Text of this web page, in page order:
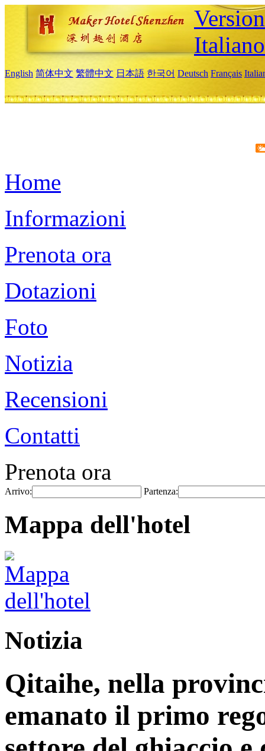
Italiano
English 简体中文 繁體中文 日本語 한국어 Deutsch Français
Home
Informazioni
Prenota ora
Dotazioni
Foto
Notizia
Recensioni
Contatti
Prenota ora
Arrivo: Partenza:
Mappa dell'hotel
Notizia
Qitaihe, nella
emanato il primo